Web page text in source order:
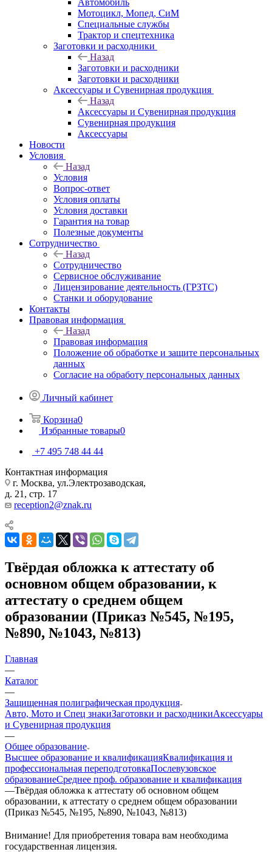
Автомобиль
Мотоцикл, Мопед, СиМ
Специальные службы
Трактор и спецтехника
Заготовки и расходники
Назад
Заготовки и расходники
Заготовки и расходники
Аксессуары и Сувенирная продукция
Назад
Аксессуары и Сувенирная продукция
Сувенирная продукция
Аксессуары
Новости
Условия
Назад
Условия
Вопрос-ответ
Условия оплаты
Условия доставки
Гарантия на товар
Полезные документы
Сотрудничество
Назад
Сотрудничество
Сервисное обслуживание
Лицензирование деятельность (ГРЗТС)
Станки и оборудование
Контакты
Правовая информация
Назад
Правовая информация
Положение об обработке и защите персональных
данных
Согласие на обработу персональных данных
Личный кабинет
Корзина0
Избранные товары0
+7 495 748 44 44
Контактная информация
г. Москва, ул.Электрозаводская,
д. 21, стр. 17
reception2@znak.ru
Твёрдая обложка к аттестату об
основном общем образовании, к
аттестату о среднем общем
образовании (Приказ №545, №195,
№890, №1043, №813)
Главная
—
Каталог
—
Защищенная полиграфическая продукция
Авто, Мото и Спец знакиЗаготовки и расходникиАксессуары
и Сувенирная продукция
—
Общее образование
Высшее образование и квалификацияКвалификация и
профессиональная переподготовкаПослевузовское
образованиеСреднее проф. образование и квалификация
—Твёрдая обложка к аттестату об основном общем
образовании, к аттестату о среднем общем образовании
(Приказ №545, №195, №890, №1043, №813)
Внимание! Для приобретения товара вам необходима
государственная лицензия.